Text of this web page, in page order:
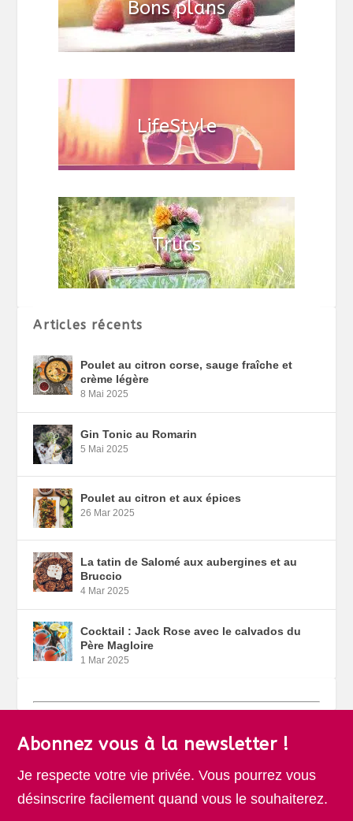
Articles récents
Poulet au citron corse, sauge fraîche et
crème légère
8 Mai 2025
Gin Tonic au Romarin
5 Mai 2025
Poulet au citron et aux épices
26 Mar 2025
La tatin de Salomé aux aubergines et au
Bruccio
4 Mar 2025
Cocktail : Jack Rose avec le calvados du
Père Magloire
1 Mar 2025
Abonnez vous à la newsletter !
Je respecte votre vie privée. Vous pourrez vous
désinscrire facilement quand vous le souhaiterez.